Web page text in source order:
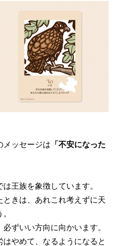
メッセージは 「不安になった
王族を象徴しています。
きは、あれこれ考えずに天
ずいい方向に向かいます。
やめて、なるようになると